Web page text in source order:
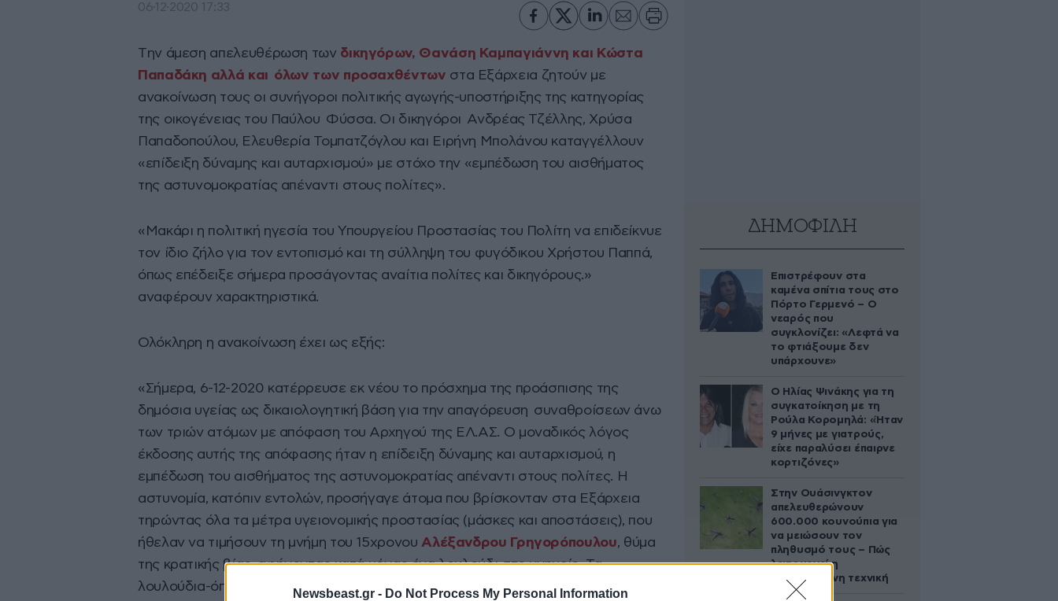
Newsbeast.gr - Do Not Process My Personal Information
06·12·2020 17:33
Tην άμεση απελευθέρωση των δικηγόρων, Θανάση Καμπαγιάννη και Κώστα
Παπαδάκη αλλά και όλων των προσαχθέντων στα Εξάρχεια ζητούν με
ανακοίνωση τους οι συνήγοροι πολιτικής αγωγής-υποστήριξης της κατηγορίας
της οικογένειας του Παύλου Φύσσα. Οι δικηγόροι Ανδρέας Τζέλλης, Χρύσα
Παπαδοπούλου, Ελευθερία Τομπατζόγλου και Ειρήνη Μπολάνου καταγγέλλουν
«επίδειξη δύναμης και αυταρχισμού» με στόχο την «εμπέδωση του αισθήματος
της αστυνομοκρατίας απέναντι στους πολίτες».
«Μακάρι η πολιτική ηγεσία του Υπουργείου Προστασίας του Πολίτη να επιδείκνυε
τον ίδιο ζήλο για τον εντοπισμό και τη σύλληψη του φυγόδικου Χρήστου Παππά,
όπως επέδειξε σήμερα προσάγοντας αναίτια πολίτες και δικηγόρους.»
αναφέρουν χαρακτηριστικά.
Ολόκληρη η ανακοίνωση έχει ως εξής:
«Σήμερα, 6-12-2020 κατέρρευσε εκ νέου το πρόσχημα της προάσπισης της
δημόσια υγείας ως δικαιολογητική βάση για την απαγόρευση συναθροίσεων άνω
των τριών ατόμων με απόφαση του Αρχηγού της ΕΛ.ΑΣ. Ο μοναδικός λόγος
έκδοσης αυτής της απόφασης ήταν η επίδειξη δύναμης και αυταρχισμού, η
εμπέδωση του αισθήματος της αστυνομοκρατίας απέναντι στους πολίτες. Η
αστυνομία, κατόπιν εντολών, προσήγαγε άτομα που βρίσκονταν στα Εξάρχεια
τηρώντας όλα τα μέτρα υγειονομικής προστασίας (μάσκες και αποστάσεις), που
ήθελαν να τιμήσουν τη μνήμη του 15χρονουΑλέξανδρου Γρηγορόπουλου, θύμα
της κρατικής βίας, αφήνοντας κατά μόνας ένα λουλούδι στο μνημείο. Τα
λουλούδια-όπως και οι συμβολικές εκδηλώσεις μνήμης-αποτελούν απειλή για την
ΔΗΜΟΦΙΛΗ
Επιστρέφουν στα
καμένα σπίτια τους στο
Πόρτο Γερμενό – Ο
νεαρός που
συγκλονίζει: «Λεφτά να
το φτιάξουμε δεν
υπάρχουνε»
Ο Ηλίας Ψινάκης για τη
συγκατοίκηση με τη
Ρούλα Κορομηλά: «Ήταν
9 μήνες με γιατρούς,
είχε παραλύσει έπαιρνε
κορτιζόνες»
Στην Ουάσινγκτον
απελευθερώνουν
600.000 κουνούπια για
να μειώσουν τον
πληθυσμό τους – Πώς
λειτουργεί η
συγκεκριμένη τεχνική